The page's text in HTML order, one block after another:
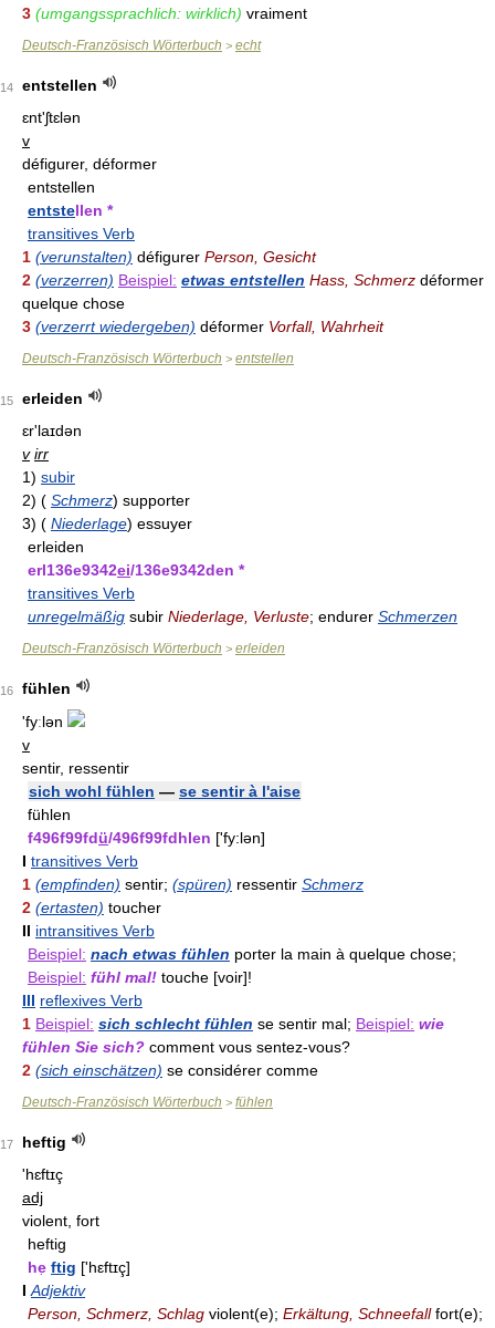
3 (umgangssprachlich: wirklich) vraiment
Deutsch-Französisch Wörterbuch > echt
14
entstellen
ɛnt'ʃtɛlən
v
défigurer, déformer
entstellen
entstellen *
transitives Verb
1 (verunstalten) défigurer Person, Gesicht
2 (verzerren) Beispiel: etwas entstellen Hass, Schmerz déformer
quelque chose
3 (verzerrt wiedergeben) déformer Vorfall, Wahrheit
Deutsch-Französisch Wörterbuch > entstellen
15
erleiden
ɛr'laɪdən
v irr
1) subir
2) ( Schmerz) supporter
3) ( Niederlage) essuyer
erleiden
erl136e9342ei/136e9342den *
transitives Verb
unregelmäßig subir Niederlage, Verluste; endurer Schmerzen
Deutsch-Französisch Wörterbuch > erleiden
16
fühlen
'fyːlən
v
sentir, ressentir
sich wohl fühlen — se sentir à l'aise
fühlen
f496f99fdü/496f99fdhlen ['fy:lən]
I transitives Verb
1 (empfinden) sentir; (spüren) ressentir Schmerz
2 (ertasten) toucher
II intransitives Verb
Beispiel: nach etwas fühlen porter la main à quelque chose;
Beispiel: fühl mal! touche [voir]!
III reflexives Verb
1 Beispiel: sich schlecht fühlen se sentir mal; Beispiel: wie
fühlen Sie sich? comment vous sentez-vous?
2 (sich einschätzen) se considérer comme
Deutsch-Französisch Wörterbuch > fühlen
17
heftig
'hɛftɪç
adj
violent, fort
heftig
he ftig ['hεftɪç]
I Adjektiv
Person, Schmerz, Schlag violent(e); Erkältung, Schneefallfort(e);